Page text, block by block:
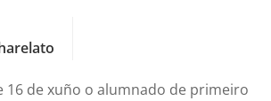
16 de xuño o alumnado de primeiro